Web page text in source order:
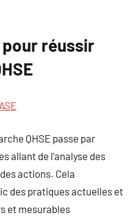
réussir
QHSE passe par
allant de l’analyse des
actions. Cela
des pratiques actuelles et
et mesurables